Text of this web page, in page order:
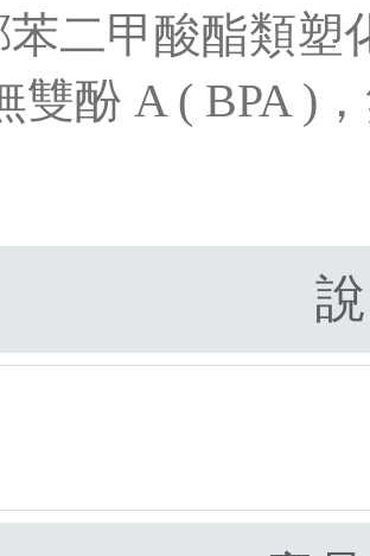
二甲酸酯類塑
雙酚 A ( BPA )